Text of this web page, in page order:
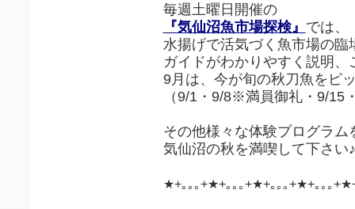
毎週土曜日開催の
『気仙沼魚市場探検』 では、
水揚げで活気づく魚市場の臨
ガイドがわかりやすく説明、
9月は、今が旬の秋刀魚を
（9/1・9/8※満員御礼・9/15
その他様々な体験プログラ
気仙沼の秋を満喫して下さい♪
★+｡｡｡+★+｡｡｡+★+｡｡｡+★+｡｡｡